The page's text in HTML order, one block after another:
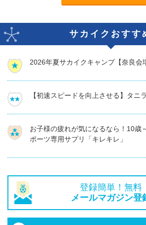
サカイクおすす
2026年夏サカイクキャンプ【奈良会
【初速スピードを向上させる】タニ
お子様の疲れが気になるなら！10歳
ポーツ専用サプリ「キレキレ」
登録簡単！無料
メールマガジン登